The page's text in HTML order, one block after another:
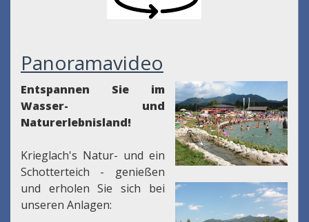
Panoramavideo
Entspannen Sie im
Wasser- und
Naturerlebnisland!
Krieglach's Natur- und ein
Schotterteich - genießen
und erholen Sie sich bei
unseren Anlagen: